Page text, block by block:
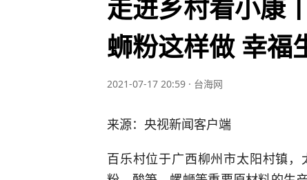
走进乡村看小康
蛳粉这样做 幸福
2021-07-17 20:59 · 台海网
来源：央视新闻客户端
百乐村位于广西柳州市太阳村镇